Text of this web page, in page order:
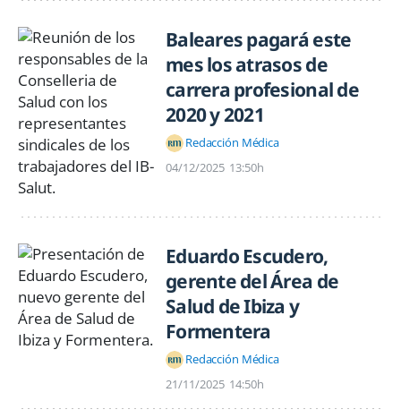
Baleares pagará este
mes los atrasos de
carrera profesional de
2020 y 2021
Redacción Médica
04/12/2025 13:50h
Eduardo Escudero,
gerente del Área de
Salud de Ibiza y
Formentera
Redacción Médica
21/11/2025 14:50h